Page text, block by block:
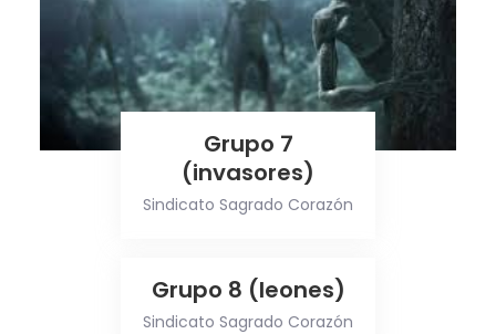
Grupo 7
(invasores)
Sindicato Sagrado Corazón
Grupo 8 (leones)
Sindicato Sagrado Corazón